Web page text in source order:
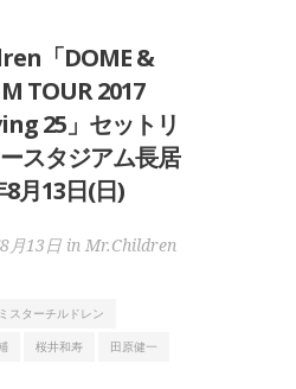
「DOME &
TOUR 2017
25」セットリ
スタジアム長居
8月13日(日)
月13日in Mr.Children
ミスターチルドレン
桜井和寿
田原健一